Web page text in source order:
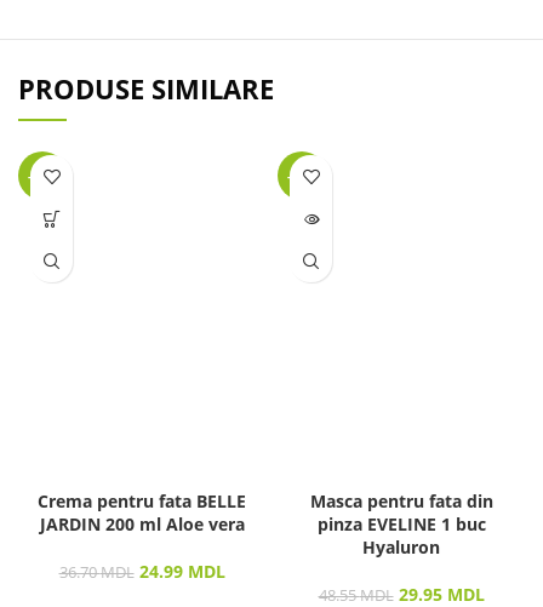
PRODUSE SIMILARE
-32%
Crema pentru fata BELLE
JARDIN 200 ml Aloe vera
36.70MDL 24.99 MDL
-38%
LIPSĂ
Masca pentru fata din
pinza EVELINE 1 buc
Hyaluron
48.55MDL 29.95 MDL